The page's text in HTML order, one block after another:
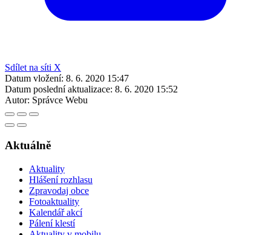
Sdílet na síti X
Datum vložení: 8. 6. 2020 15:47
Datum poslední aktualizace: 8. 6. 2020 15:52
Autor: Správce Webu
Aktuálně
Aktuality
Hlášení rozhlasu
Zpravodaj obce
Fotoaktuality
Kalendář akcí
Pálení klestí